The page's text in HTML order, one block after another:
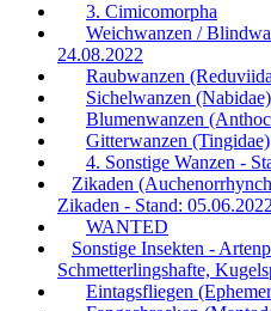
3. Cimicomorpha
Weichwanzen /
24.08.2022
Raubwanzen
Sichelwanzen
Blumenwanzen
Gitterwanzen (Tingidae)
4. Sonstige Wanzen -
Zikaden
Zikaden - Stand: 05.06.2022
WANTED
Sonstige Insekten -
Schmetterlingshafte,
Eintagsfliegen